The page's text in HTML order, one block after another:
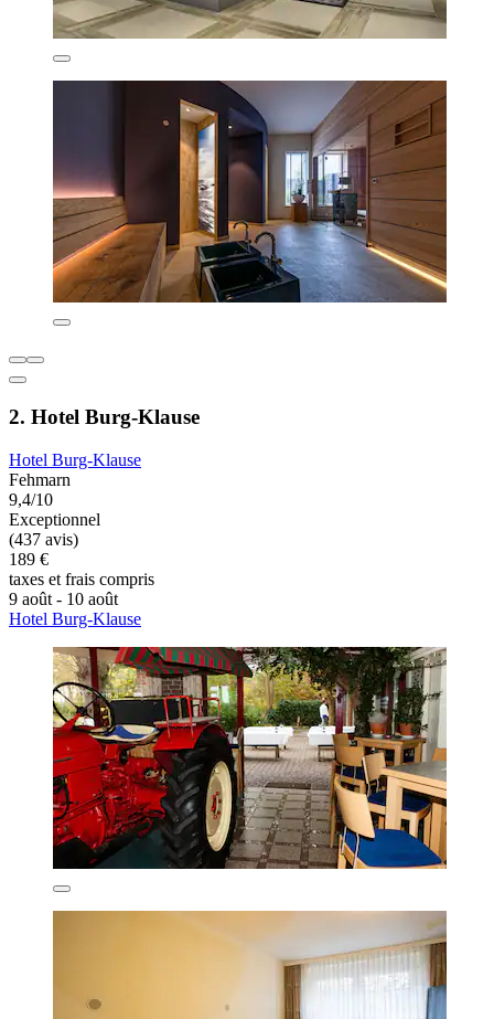
2. Hotel Burg-Klause
Hotel Burg-Klause
Fehmarn
9,4/10
Exceptionnel
(437 avis)
189 €
taxes et frais compris
9 août - 10 août
Hotel Burg-Klause